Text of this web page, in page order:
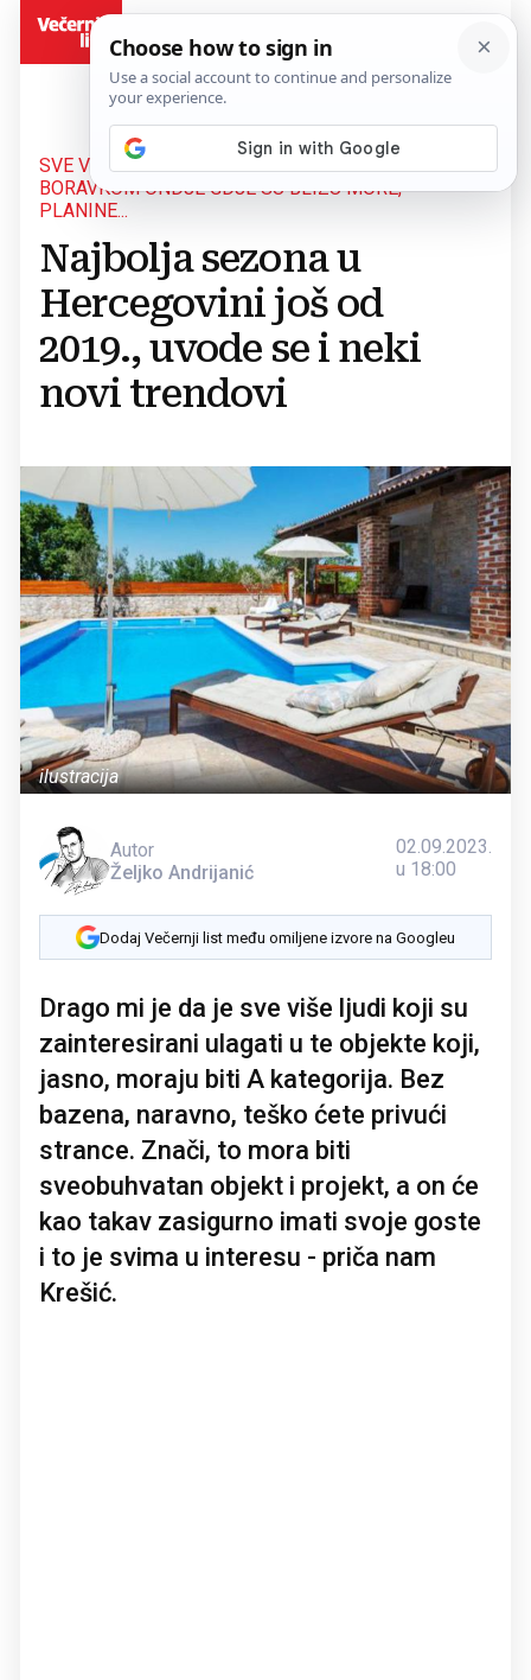
SVE VIŠE KUĆA ZA ODMOR I INTERESA ZA
BORAVKOM ONDJE GDJE SU BLIZU MORE,
PLANINE...
Najbolja sezona u
Hercegovini još od
2019., uvode se i neki
novi trendovi
ilustracija
Autor
Željko Andrijanić
02.09.2023.
u 18:00
Dodaj Večernji list među omiljene izvore na Googleu
Drago mi je da je sve više ljudi koji su
zainteresirani ulagati u te objekte koji,
jasno, moraju biti A kategorija. Bez
bazena, naravno, teško ćete privući
strance. Znači, to mora biti
sveobuhvatan objekt i projekt, a on će
kao takav zasigurno imati svoje goste
i to je svima u interesu - priča nam
Krešić.